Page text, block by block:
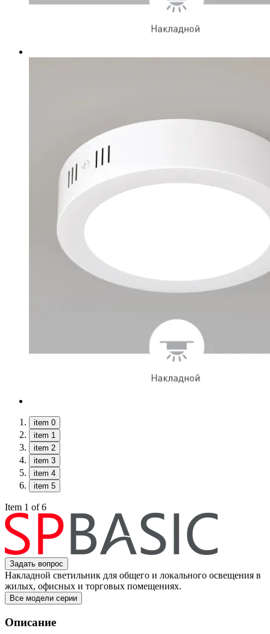
item 0
item 1
item 2
item 3
item 4
item 5
Item 1 of 6
Задать вопрос
Накладной светильник для общего и локального освещения в
жилых, офисных и торговых помещениях.
Все модели серии
Описание